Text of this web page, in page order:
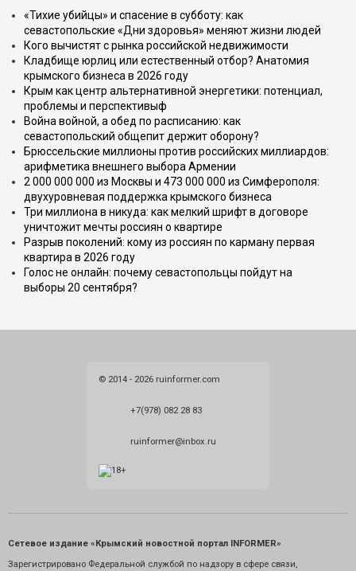
«Тихие убийцы» и спасение в субботу: как
севастопольские «Дни здоровья» меняют жизни людей
Кого вычистят с рынка российской недвижимости
Кладбище юрлиц или естественный отбор? Анатомия
крымского бизнеса в 2026 году
Крым как центр альтернативной энергетики: потенциал,
проблемы и перспективыф
Война войной, а обед по расписанию: как
севастопольский общепит держит оборону?
Брюссельские миллионы против российских миллиардов:
арифметика внешнего выбора Армении
2 000 000 000 из Москвы и 473 000 000 из Симферополя:
двухуровневая поддержка крымского бизнеса
Три миллиона в никуда: как мелкий шрифт в договоре
уничтожит мечты россиян о квартире
Разрыв поколений: кому из россиян по карману первая
квартира в 2026 году
Голос не онлайн: почему севастопольцы пойдут на
выборы 20 сентября?
© 2014 - 2026 ruinformer.com
+7(978) 082 28 83
ruinformer@inbox.ru
Сетевое издание «Крымский новостной портал INFORMER»
Зарегистрировано Федеральной службой по надзору в сфере связи,